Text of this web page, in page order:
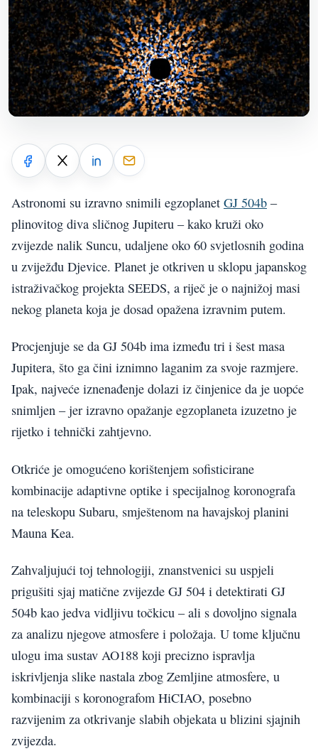
Astronomi su izravno snimili egzoplanet GJ 504b –
plinovitog diva sličnog Jupiteru – kako kruži oko
zvijezde nalik Suncu, udaljene oko 60 svjetlosnih godina
u zviježđu Djevice. Planet je otkriven u sklopu japanskog
istraživačkog projekta SEEDS, a riječ je o najnižoj masi
nekog planeta koja je dosad opažena izravnim putem.
Procjenjuje se da GJ 504b ima između tri i šest masa
Jupitera, što ga čini iznimno laganim za svoje razmjere.
Ipak, najveće iznenađenje dolazi iz činjenice da je uopće
snimljen – jer izravno opažanje egzoplaneta izuzetno je
rijetko i tehnički zahtjevno.
Otkriće je omogućeno korištenjem sofisticirane
kombinacije adaptivne optike i specijalnog koronografa
na teleskopu Subaru, smještenom na havajskoj planini
Mauna Kea.
Zahvaljujući toj tehnologiji, znanstvenici su uspjeli
prigušiti sjaj matične zvijezde GJ 504 i detektirati GJ
504b kao jedva vidljivu točkicu – ali s dovoljno signala
za analizu njegove atmosfere i položaja. U tome ključnu
ulogu ima sustav AO188 koji precizno ispravlja
iskrivljenja slike nastala zbog Zemljine atmosfere, u
kombinaciji s koronografom HiCIAO, posebno
razvijenim za otkrivanje slabih objekata u blizini sjajnih
zvijezda.